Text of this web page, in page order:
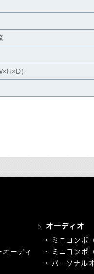
）
ーディ
オーディオ
ミニコンポ
ミニコンポ
パーソナル